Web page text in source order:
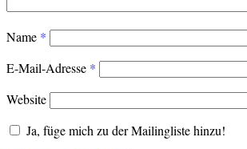
Name *
E-Mail-Adresse *
Website
Ja, füge mich zu der Mailingliste hinzu!